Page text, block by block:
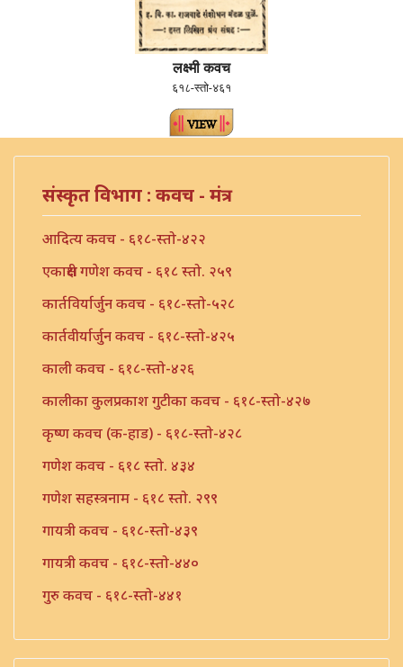
लक्ष्मी कवच
६१८-स्तो-४६१
संस्कृत विभाग : कवच - मंत्र
आदित्य कवच - ६१८-स्तो-४२२
एकाक्षरी गणेश कवच - ६१८ स्तो. २५९
कार्तविर्यार्जुन कवच - ६१८-स्तो-५२८
कार्तवीर्यार्जुन कवच - ६१८-स्तो-४२५
काली कवच - ६१८-स्तो-४२६
कालीका कुलप्रकाश गुटीका कवच - ६१८-स्तो-४२७
कृष्ण कवच (क-हाड) - ६१८-स्तो-४२८
गणेश कवच - ६१८ स्तो. ४३४
गणेश सहस्त्रनाम - ६१८ स्तो. २९९
गायत्री कवच - ६१८-स्तो-४३९
गायत्री कवच - ६१८-स्तो-४४०
गुरु कवच - ६१८-स्तो-४४१
तुलसी कवच - ६१८-स्तो-४४३